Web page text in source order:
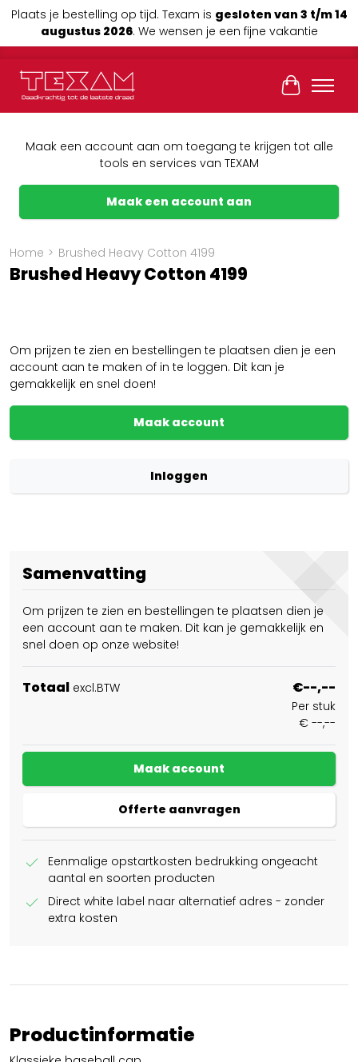
Plaats je bestelling op tijd. Texam is gesloten van 3 t/m 14
augustus 2026. We wensen je een fijne vakantie
Maak een account aan om toegang te krijgen tot alle
tools en services van TEXAM
Maak een account aan
Home > Brushed Heavy Cotton 4199
Brushed Heavy Cotton 4199
Om prijzen te zien en bestellingen te plaatsen dien je een
account aan te maken of in te loggen. Dit kan je
gemakkelijk en snel doen!
Maak account
Inloggen
Samenvatting
Om prijzen te zien en bestellingen te plaatsen dien je
een account aan te maken. Dit kan je gemakkelijk en
snel doen op onze website!
Totaal excl.BTW €--,--
Per stuk
€ --,--
Maak account
Offerte aanvragen
check
Eenmalige opstartkosten bedrukking ongeacht
aantal en soorten producten
check
Direct white label naar alternatief adres - zonder
extra kosten
Productinformatie